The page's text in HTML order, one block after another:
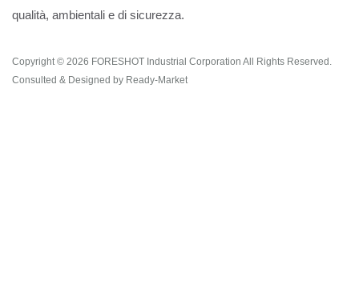
qualità, ambientali e di sicurezza.
Copyright © 2026 FORESHOT Industrial Corporation All Rights Reserved.
Consulted & Designed by Ready-Market